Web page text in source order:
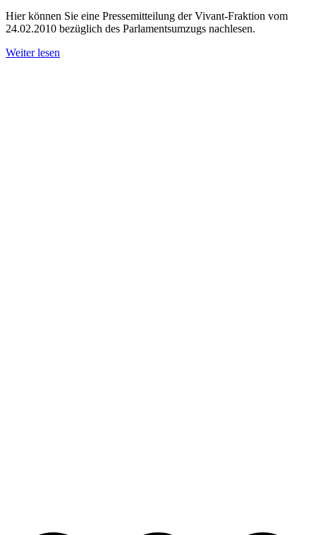
Hier können Sie eine Pressemitteilung der Vivant-Fraktion vom
24.02.2010 bezüglich des Parlamentsumzugs nachlesen.
Weiter lesen